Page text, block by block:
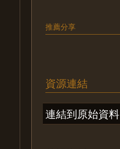
推薦分享
資源連結
連結到原始資料